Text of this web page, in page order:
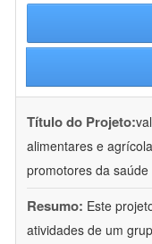
Título do Projeto:
alimentares e
promotores da saúde
Resumo: Este
atividades de um